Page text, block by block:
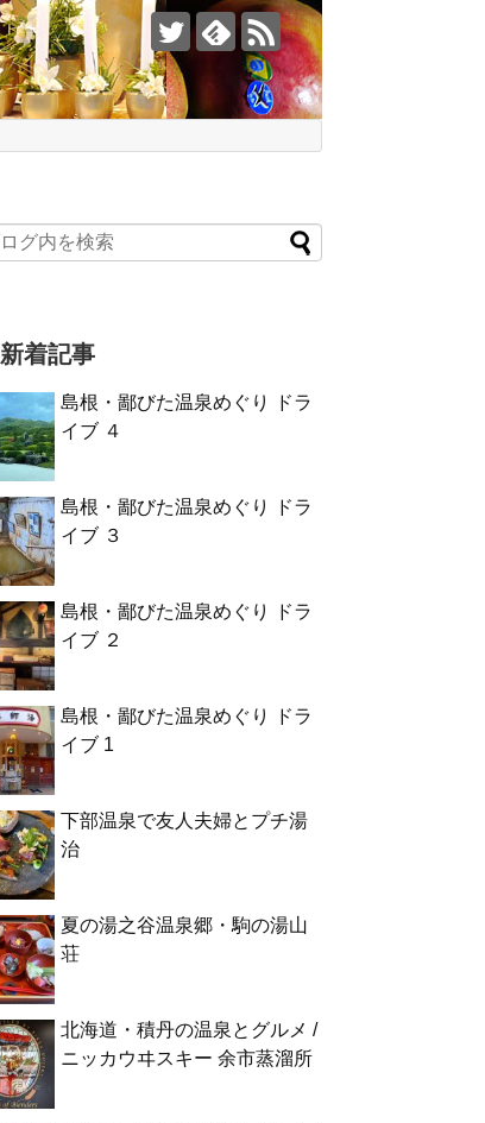
新着記事
島根・鄙びた温泉めぐり ドラ
イブ ４
島根・鄙びた温泉めぐり ドラ
イブ ３
島根・鄙びた温泉めぐり ドラ
イブ ２
島根・鄙びた温泉めぐり ドラ
イブ 1
下部温泉で友人夫婦とプチ湯
治
夏の湯之谷温泉郷・駒の湯山
荘
北海道・積丹の温泉とグルメ /
ニッカウヰスキー 余市蒸溜所